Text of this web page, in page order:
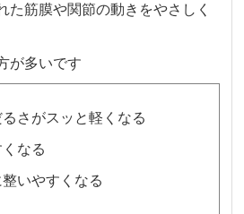
た筋膜や関節の動きをやさしく
が多いです
さがスッと軽くなる
なる
いやすくなる